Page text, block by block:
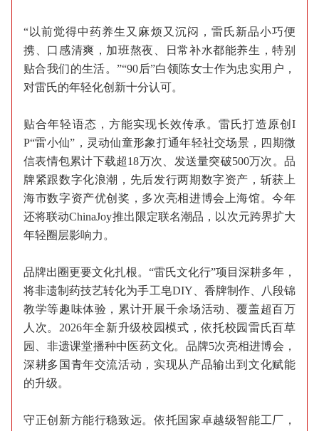
“以前觉得中药养生又麻烦又沉闷，雷氏新品小巧便
携、口感清爽，加班熬夜、日常补水都能养生，特别
贴合我们的生活。”“90后”白领陈女士作为忠实用户，
对雷氏的年轻化创新十分认可。
贴合年轻语态，方能实现长效传承。雷氏打造原创I
P“雷小仙”，灵动仙童形象打通年轻社交场景，四期微
信表情包累计下载超18万次、发送量突破500万次。品
牌紧跟数字化浪潮，先后发行两期数字资产，斩获上
海市数字资产优创奖，多次亮相进博会上海馆。今年
还将联动ChinaJoy推出限定联名潮品，以次元跨界扩大
年轻圈层影响力。
品牌出圈更要文化扎根。“雷氏文化行”项目深耕多年，
将非遗制药技艺转化为手工皂DIY、香牌制作、八段锦
教学等趣味体验，累计开展千余场活动、覆盖超百万
人次。2026年全新升级校园模式，依托校园雷氏百草
园、非遗课堂播种中医药文化。品牌5次亮相进博会，
深耕多国青年交流活动，实现从产品输出到文化赋能
的升级。
守正创新方能行稳致远。依托国家卓越级智能工厂，